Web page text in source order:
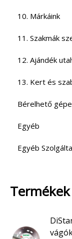
10. Márkáink
11. Szakmák
12. Ajándék
13. Kert és
Bérelhető
Egyéb
Egyéb
Termékek